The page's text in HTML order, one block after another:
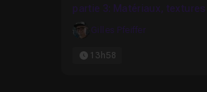
partie 3: Matériaux,
lumières et rendu
Gilles Pfeiffer
13h58